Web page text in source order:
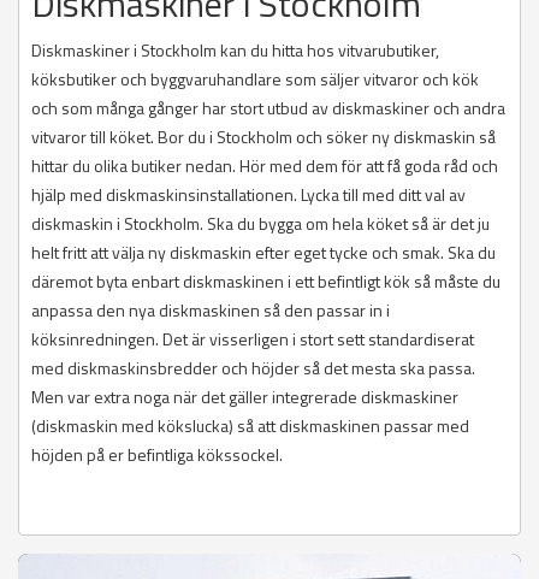
Diskmaskiner i Stockholm kan du hitta hos vitvarubutiker,
köksbutiker och byggvaruhandlare som säljer vitvaror och kök
och som många gånger har stort utbud av diskmaskiner och andra
vitvaror till köket. Bor du i Stockholm och söker ny diskmaskin så
hittar du olika butiker nedan. Hör med dem för att få goda råd och
hjälp med diskmaskinsinstallationen. Lycka till med ditt val av
diskmaskin i Stockholm. Ska du bygga om hela köket så är det ju
helt fritt att välja ny diskmaskin efter eget tycke och smak. Ska du
däremot byta enbart diskmaskinen i ett befintligt kök så måste du
anpassa den nya diskmaskinen så den passar in i
köksinredningen. Det är visserligen i stort sett standardiserat
med diskmaskinsbredder och höjder så det mesta ska passa.
Men var extra noga när det gäller integrerade diskmaskiner
(diskmaskin med kökslucka) så att diskmaskinen passar med
höjden på er befintliga kökssockel.